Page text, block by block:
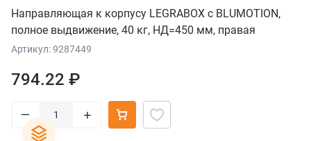
Направляющая к корпусу LEGRABOX с BLUMOTION,
полное выдвижение, 40 кг, НД=450 мм, правая
Артикул: 9287449
794.22 ₽
– +